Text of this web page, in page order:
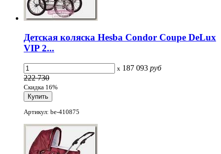
Детская коляска Hesba Condor Coupe DeLux
VIP 2...
x 187 093 руб
222 730
Скидка 16%
Артикул: be-410875